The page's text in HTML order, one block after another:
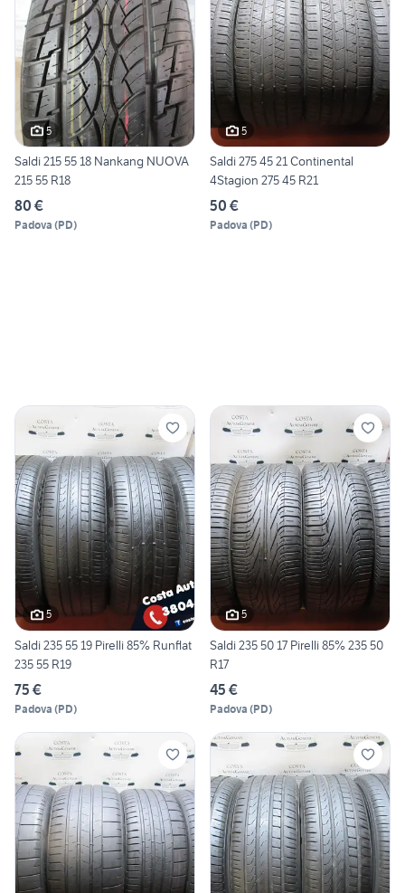
5
Saldi 215 55 18 Nankang NUOVA
215 55 R18
80 €
Padova (PD)
5
Saldi 275 45 21 Continental
4Stagion 275 45 R21
50 €
Padova (PD)
5
Saldi 235 55 19 Pirelli 85% Runflat
235 55 R19
75 €
Padova (PD)
5
Saldi 235 50 17 Pirelli 85% 235 50
R17
45 €
Padova (PD)